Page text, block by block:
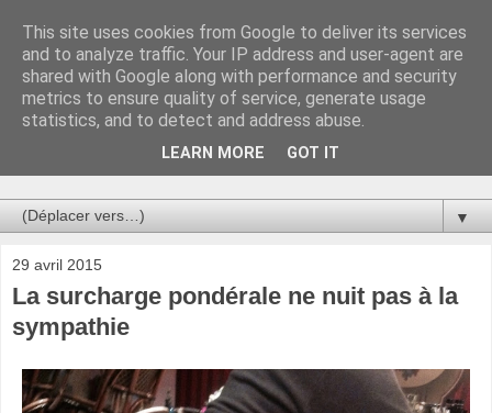
Au bistro !
La connerie étant le seul chemin susceptible de nous faire
entrevoir une parcelle de vérité, utilisons la par des moyens
de communication efficaces. Le temps qu'on remplisse nos
▼
29 avril 2015
La surcharge pondérale ne nuit pas à la
sympathie
This site uses cookies from Google to deliver its services
and to analyze traffic. Your IP address and user-agent are
shared with Google along with performance and security
metrics to ensure quality of service, generate usage
statistics, and to detect and address abuse.
LEARN MORE GOT IT